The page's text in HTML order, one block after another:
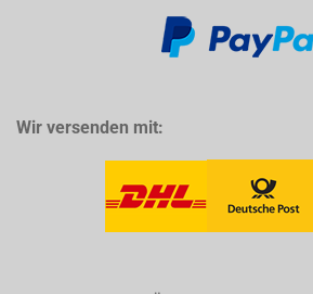
Wir versenden mit: